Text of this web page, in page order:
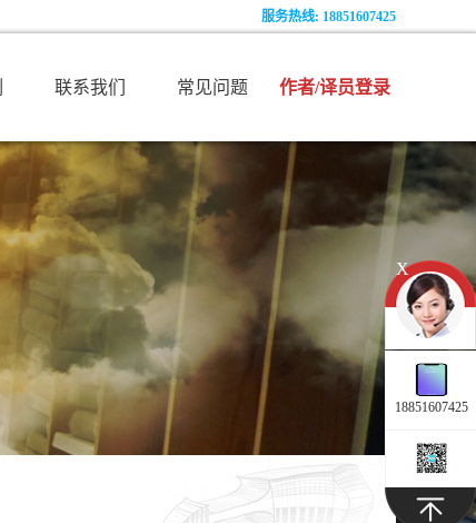
服务热线: 18851607425
联系我们 常见问题 作者/译员登录
X
18851607425